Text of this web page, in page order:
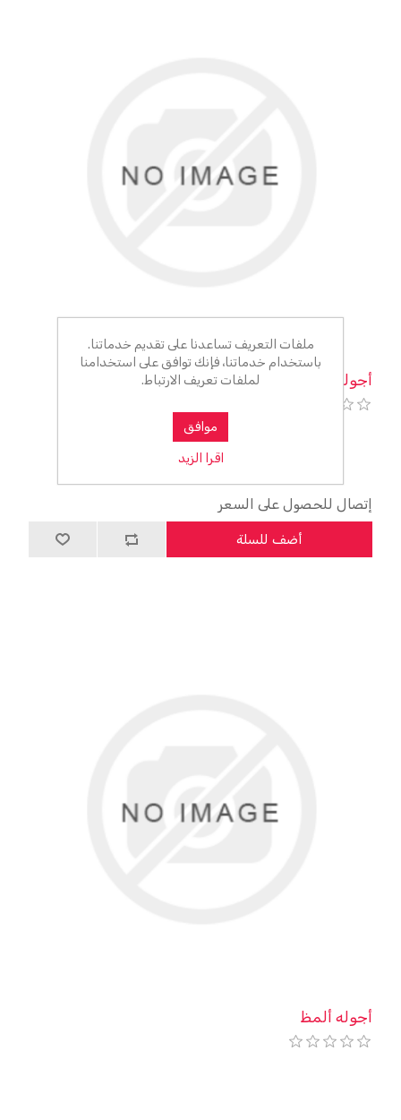
أجوله مطاحن
إتصال للحصول على السعر
أضف للسلة
أجوله ألمظ
ملفات التعريف تساعدنا على تقديم خدماتنا.
باستخدام خدماتنا، فإنك توافق على استخدامنا
لملفات تعريف الارتباط.
موافق
اقرا الزيد